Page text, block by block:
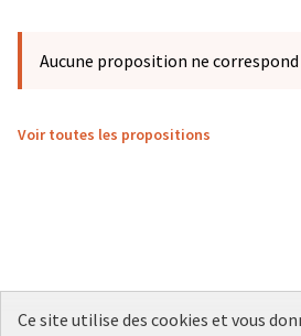
Aucune proposition ne correspond
Voir toutes les propositions
Ce site utilise des cookies et vous